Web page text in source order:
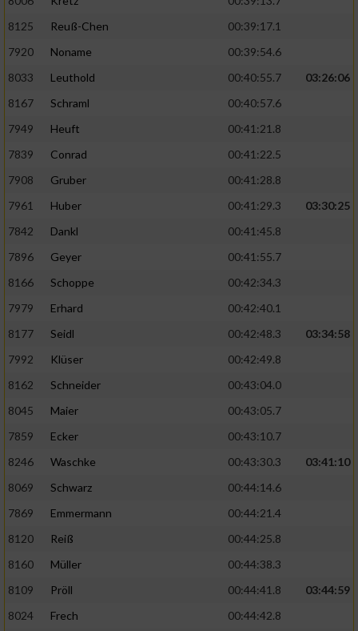
8125
Reuß-Chen
00:39:17.1
7920
Noname
00:39:54.6
8033
Leuthold 00:40:55.7
03:26:06
8167
Schraml
00:40:57.6
7949
Heuft
00:41:21.8
7839
Conrad
00:41:22.5
7908
Gruber
00:41:28.8
7961
Huber 00:41:29.3
03:30:25
7842
Dankl
00:41:45.8
7896
Geyer
00:41:55.7
8166
Schoppe
00:42:34.3
7979
Erhard
00:42:40.1
8177
Seidl 00:42:48.3
03:34:58
7992
Klüser
00:42:49.8
8162
Schneider
00:43:04.0
8045
Maier
00:43:05.7
7859
Ecker
00:43:10.7
8246
Waschke 00:43:30.3
03:41:10
8069
Schwarz
00:44:14.6
7869
Emmermann
00:44:21.4
8120
Reiß
00:44:25.8
8160
Müller
00:44:38.3
8109
Pröll 00:44:41.8
03:44:59
8024
Frech
00:44:42.8